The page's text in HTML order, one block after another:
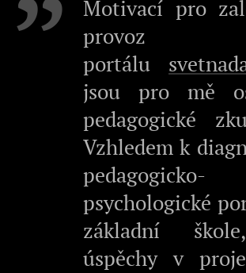
Motivací pro
provoz
portálu
jsou pro mě
pedagogické
Vzhledem k
pedagogicko-
psychologické
základní
úspěchy v